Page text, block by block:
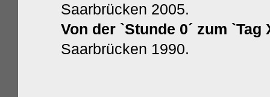
Saarbrücken 2005.
Von der `Stunde 0´ zum `Tag
Saarbrücken 1990.